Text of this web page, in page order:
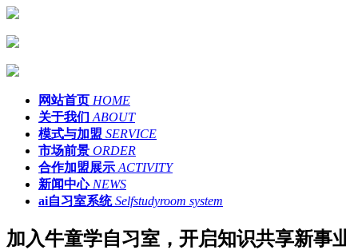
网站首页 HOME
关于我们 ABOUT
模式与加盟 SERVICE
市场前景 ORDER
合作加盟展示 ACTIVITY
新闻中心 NEWS
ai自习室系统 Selfstudyroom system
加入牛童学自习室，开启知识共享新事